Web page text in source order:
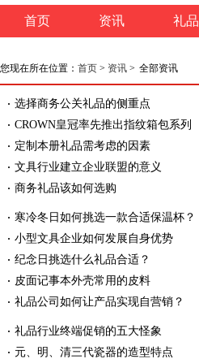
首页 资讯 礼品
您现在所在位置： 首页 > 资讯 > 全部资讯
选择商务公关礼品的侧重点
CROWN皇冠率先推出指纹箱包系列
定制本册礼品需考虑的因素
文具行业建立企业联盟的意义
商务礼品该如何选购
寒冷冬日如何挑选一款合适保温杯？
小型文具企业如何发展自身优势
纪念日挑选什么礼品合适？
皮面记事本外壳常用的皮料
礼品公司如何让产品实现自营销？
礼品行业终端促销的五大怪象
元、明、清三代瓷器的造型特点